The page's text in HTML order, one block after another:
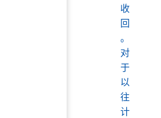
收
回
。
对
于
以
往
计